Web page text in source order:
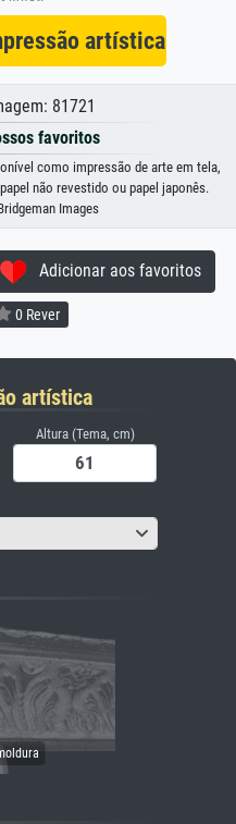
artística
81721
favoritos
como impressão de arte em tela,
não revestido ou papel japonês.
Images
Adicionar aos favoritos
0 Rever
artística
Altura (Tema, cm)